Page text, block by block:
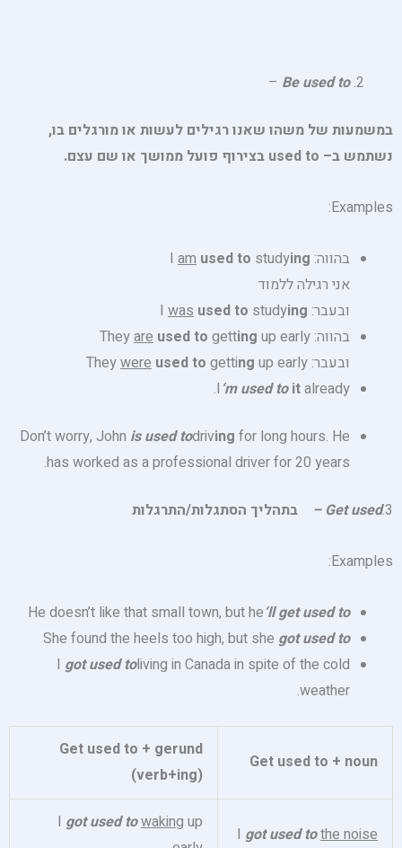
Be used to
–
במשמעות של משהו שאנו רגילים לעשות או מורגלים בו,
נשתמש ב– used to בצירוף פועל ממושך או שם עצם.
Examples:
בהווה: I am used to studying
אני רגילה ללמוד
ובעבר: I
was used to studying
בהווה: They
are used to getting up early
ובעבר: They
were used to getting up early
I ‘m used to italready.
Don’t worry, John is used todriving for long hours. He
has worked as a professional driver for 20 years.
3.
Get used
– בתהליך הסתגלות/התרגלות
Examples:
He doesn’t like that small town, but he‘ll get used to
She found the heels too high, but she got used to
I got used toliving in Canada in spite of the cold
weather.
Get used to + noun
Get used to + gerund
(verb+ing)
I got used tothe noise
I got used towaking up